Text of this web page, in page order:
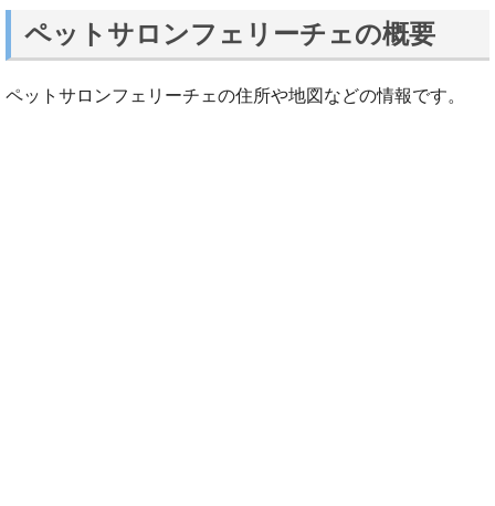
ペットサロンフェリーチェの概要
ペットサロンフェリーチェの住所や地図などの情報です。